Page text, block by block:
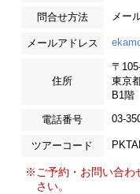
問合せ方法 メー
メールアドレス
住所
〒
東京
B1階
電話番号 03-
ツアーコード
※ご予約・お問い合わ
さい。